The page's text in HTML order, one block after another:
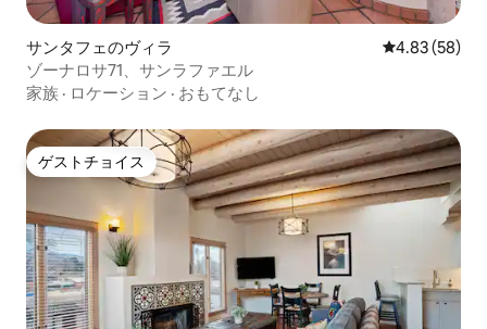
サンタフェのヴィラ レビュー58
4.83 (58)
ゾーナロサ71、サンラファエル
家族 · ロケーション · おもてなし
ゲストチョイス
ゲストチョイス